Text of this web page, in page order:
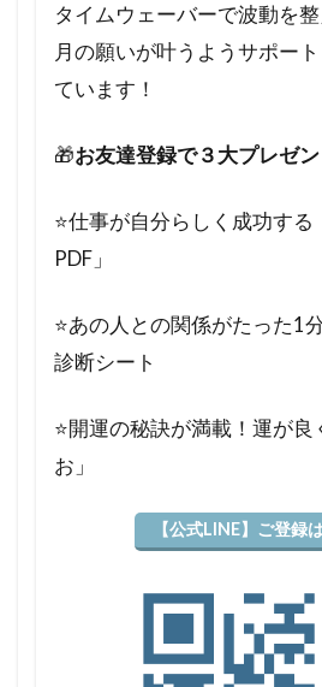
タイムウェーバーで波動を
月の願いが叶うようサポー
ています！
🎁お友達登録で３大プレゼン
⭐️仕事が自分らしく成功す
PDF」
⭐️あの人との関係がたった1
診断シート
⭐️開運の秘訣が満載！運が良
お」
【公式LINE】ご登録